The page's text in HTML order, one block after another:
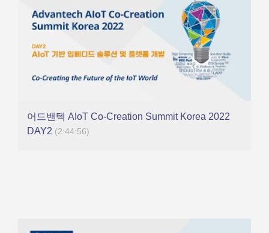
어드밴텍 AIoT Co-Creation Summit Korea 2022
DAY2 (2:44:56)